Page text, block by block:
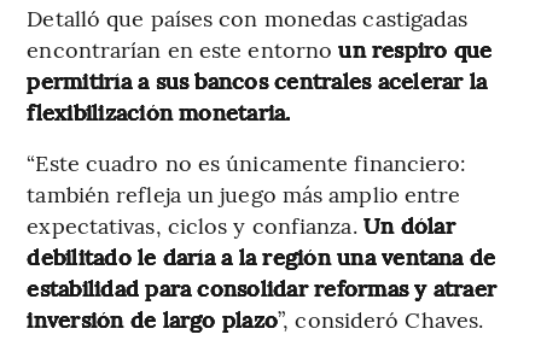
Detalló que países con monedas castigadas
encontrarían en este entornoun respiro que
permitiría a sus bancos centrales acelerar la
flexibilización monetaria.
“Este cuadro no es únicamente financiero:
también refleja un juego más amplio entre
expectativas, ciclos y confianza.Un dólar
debilitado le daría a la región una ventana de
estabilidad para consolidar reformas y atraer
inversión de largo plazo”, consideró Chaves.